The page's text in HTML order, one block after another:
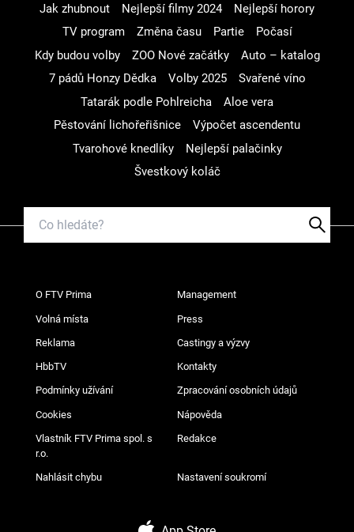
Jak zhubnout Nejlepší filmy 2024
Nejlepší horory
TV program
Změna času Partie
Počasí
Kdy budou volby
ZOO Nové začátky
Auto – katalog
7 pádů Honzy Dědka
Volby 2025
Svařené víno
Tatarák podle Pohlreicha
Aloe vera
Pěstování lichořeřišnice
Výpočet ascendentu
Tvarohové knedlíky
Nejlepší palačinky
Švestkový koláč
O FTV Prima Management
Volná místa Press
Reklama Castingy a výzvy
HbbTV Kontakty
Podmínky užívání Zpracování osobních údajů
Cookies Nápověda
Vlastník FTV Prima spol. s
r.o.
Redakce
Nahlásit chybu Nastavení soukromí